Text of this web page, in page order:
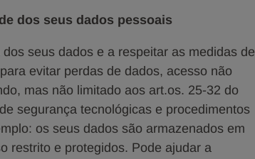
dos seus dados pessoais
seus dados e a respeitar as medidas de
evitar perdas de dados, acesso não
mas não limitado aos art.os. 25-32 do
segurança tecnológicas e procedimentos
os seus dados são armazenados em
restrito e protegidos. Pode ajudar a